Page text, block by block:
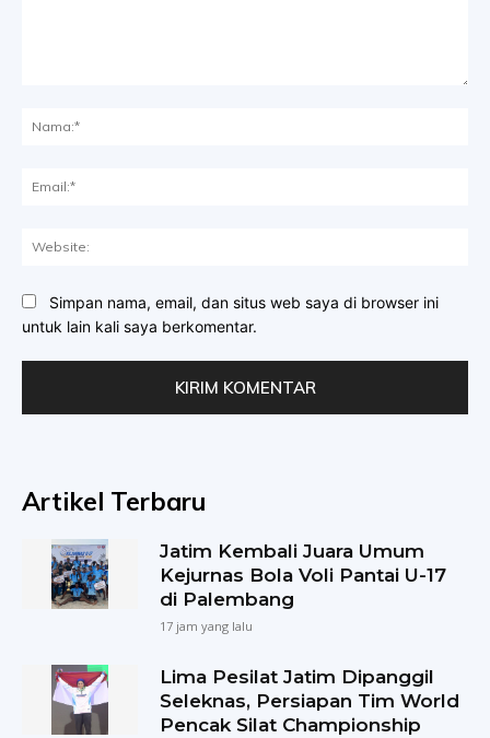
Simpan nama, email, dan situs web saya di browser ini
untuk lain kali saya berkomentar.
Artikel Terbaru
Jatim Kembali Juara Umum
Kejurnas Bola Voli Pantai U-17
di Palembang
17 jam yang lalu
Lima Pesilat Jatim Dipanggil
Seleknas, Persiapan Tim World
Pencak Silat Championship